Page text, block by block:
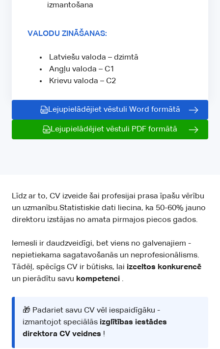
izmantošana
VALODU ZINĀŠANAS:
Latviešu valoda – dzimtā
Angļu valoda – C1
Krievu valoda – C2
Lejupielādējiet vēstuli Word formātā
Lejupielādējiet vēstuli PDF formātā
Līdz ar to, CV izveide šai profesijai prasa īpašu vērību
un uzmanību.Statistiskie dati liecina, ka 50-60% jauno
direktoru izstājas no amata pirmajos piecos gados.
Iemesli ir daudzveidīgi, bet viens no galvenajiem -
nepietiekama sagatavošanās un neprofesionālisms.
Tādēļ, spēcīgs CV ir būtisks, lai izceltos konkurencē
un pierādītu savu kompetenci .
🎁 Padariet savu CV vēl iespaidīgāku -
izmantojot speciālās izglītības iestādes
direktora CV veidnes !